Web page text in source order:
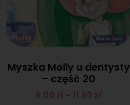
Myszka Molly u dentysty
– część 20
6.00 zł – 11.90 zł